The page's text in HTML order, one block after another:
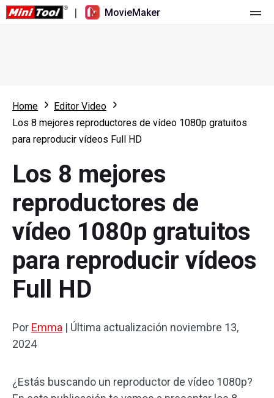
| MovieMaker
Novedades
Edición multipista
Relación de aspecto
Velocidad/Marcha atrás
Recortar/Dividir/Cortar
Efectos de audio
Texto/Elemento
Color de vídeo
Recursos
Trucos para editar vídeo
Grabador de pantalla
Convertidor de vídeo
Descargador de vídeos online
Home
Editor Video
Los 8 mejores reproductores de vídeo 1080p gratuitos
para reproducir vídeos Full HD
Los 8 mejores
reproductores de
vídeo 1080p gratuitos
para reproducir vídeos
Full HD
Por Emma | Última actualización noviembre 13,
2024
¿Estás buscando un reproductor de vídeo 1080p?